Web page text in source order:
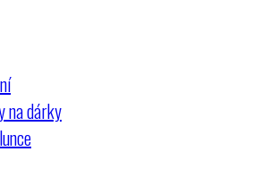
na dárky